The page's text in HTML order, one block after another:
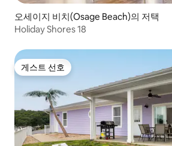
오세이지 비치(Osage Beach)의 저택
Holiday Shores 18
게스트 선호
게스트 선호